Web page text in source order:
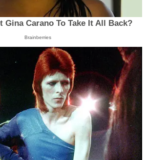
Gina Carano To Take It All Back?
Brainberries